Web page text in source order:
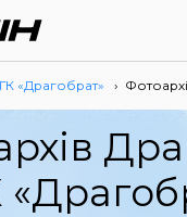
ГК «Драгобрат» ›